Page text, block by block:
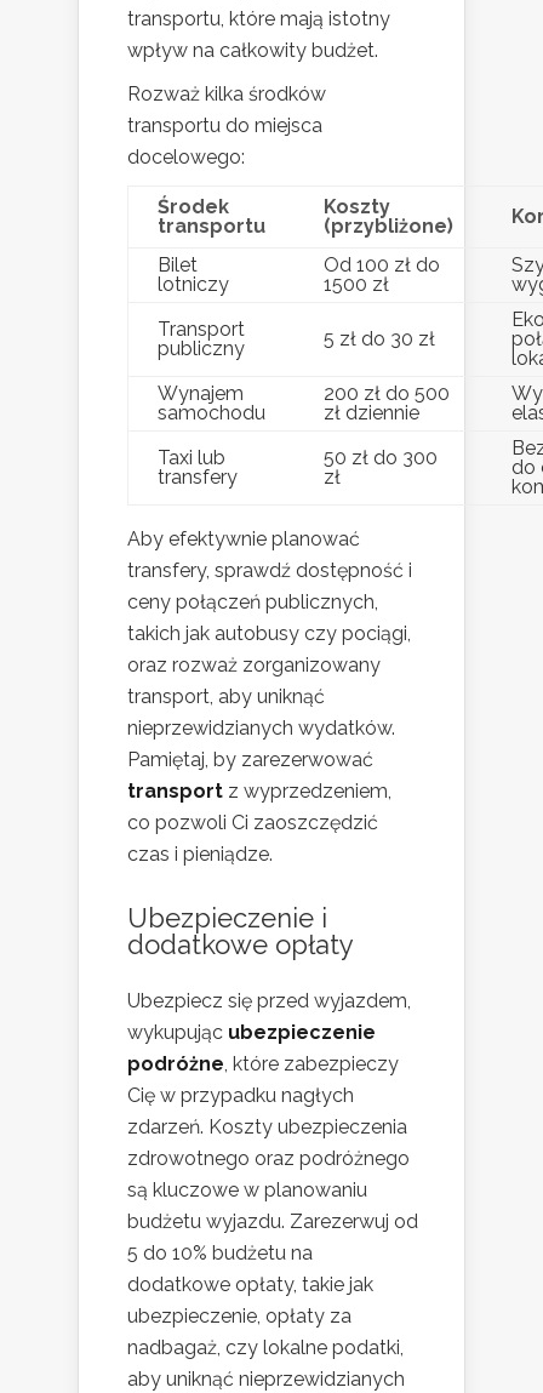
transportu, które mają istotny
wpływ na całkowity budżet.
Rozważ kilka środków
transportu do miejsca
docelowego:
Środek
transportu
Koszty
(przybliżone)
Bilet
lotniczy
Od 100 zł do
1500 zł
Transport
publiczny
5 zł do 30 zł
Wynajem
samochodu
200 zł do 500
zł dziennie
Taxi lub
transfery
50 zł do 300
zł
do
Aby efektywnie planować
transfery, sprawdź dostępność i
ceny połączeń publicznych,
takich jak autobusy czy pociągi,
oraz rozważ zorganizowany
transport, aby uniknąć
nieprzewidzianych wydatków.
Pamiętaj, by zarezerwować
transport z wyprzedzeniem,
co pozwoli Ci zaoszczędzić
czas i pieniądze.
Ubezpieczenie i
dodatkowe opłaty
Ubezpiecz się przed wyjazdem,
wykupując ubezpieczenie
podróżne , które zabezpieczy
Cię w przypadku nagłych
zdarzeń. Koszty ubezpieczenia
zdrowotnego oraz podróżnego
są kluczowe w planowaniu
budżetu wyjazdu. Zarezerwuj od
5 do 10% budżetu na
dodatkowe opłaty, takie jak
ubezpieczenie, opłaty za
nadbagaż, czy lokalne podatki,
aby uniknąć nieprzewidzianych